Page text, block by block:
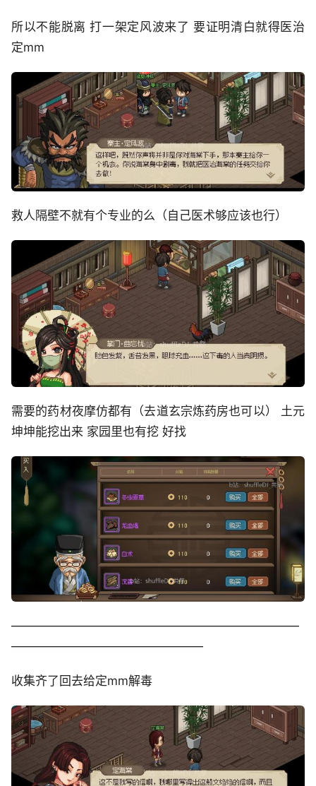
所以不能脱离 打一架定风波来了 要证明清白就得医治
定mm
救人隔壁不就有个专业的么（自己医术够应该也行）
需要的药材夜摩仿都有（去道玄宗炼药房也可以） 土元
坤坤能挖出来 家园里也有挖 好找
————————————————————————
————————————————
收集齐了回去给定mm解毒